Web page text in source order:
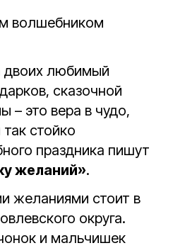
волшебником
двоих любимый
сказочной
– это вера в чудо,
стойко
праздника пишут
желаний».
желаниями стоит в
округа.
и мальчишек